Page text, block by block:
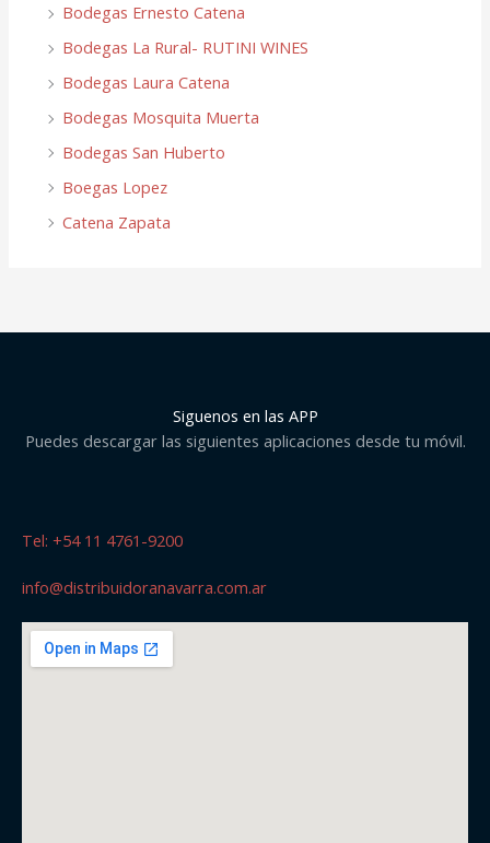
Bodegas Ernesto Catena
Bodegas La Rural- RUTINI WINES
Bodegas Laura Catena
Bodegas Mosquita Muerta
Bodegas San Huberto
Boegas Lopez
Catena Zapata
Siguenos en las APP
Puedes descargar las siguientes aplicaciones desde tu móvil.
Tel: +54 11 4761-9200
info@distribuidoranavarra.com.ar